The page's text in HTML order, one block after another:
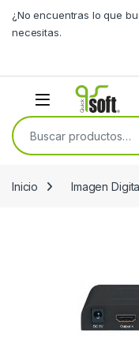
¿No encuentras lo que
necesitas.
Buscar por:
Inicio Imagen